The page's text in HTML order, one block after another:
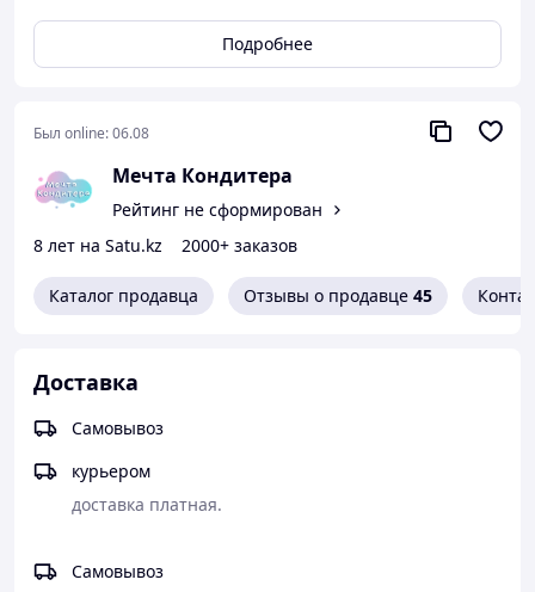
- без ароматизаторов, без ГМО, без глютена
-естественная сушка, мука идеально подойдёт в
десерты для сыроедов
Подробнее
Был online:06.08
Мечта Кондитера
Рейтинг не сформирован
8 лет на Satu.kz
2000+ заказов
Каталог продавца Отзывы о продавце 45
Доставка
Самовывоз
курьером
доставка платная.
Самовывоз